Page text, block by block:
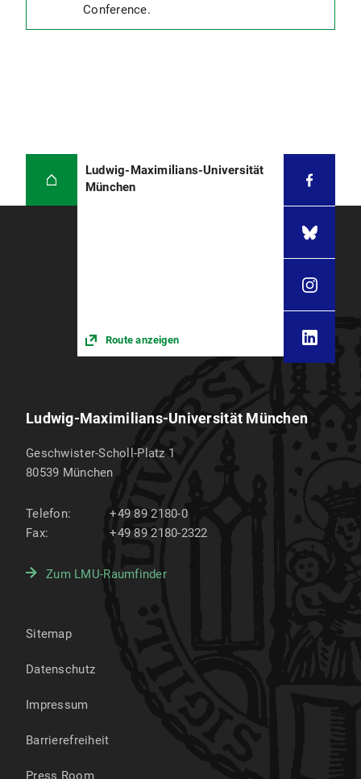
Conference.
Ludwig-Maximilians-Universität
München
Route anzeigen
Ludwig-Maximilians-Universität München
Geschwister-Scholl-Platz 1
80539 München
Telefon:
+49 89 2180-0
Fax:
+49 89 2180-2322
Zum LMU-Raumfinder
Sitemap
Datenschutz
Impressum
Barrierefreiheit
Press Room